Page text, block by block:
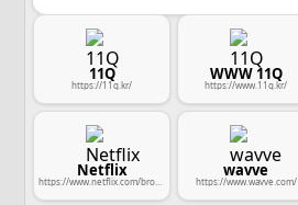
11Q
https://11q.kr/
WWW 11Q
https://www.11q.kr/
Netflix wavve
https://www.wavve.com/